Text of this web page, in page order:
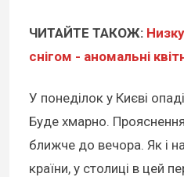
ЧИТАЙТЕ ТАКОЖ:
снігом - аномальні
У понеділок у Києві
Буде хмарно.
ближче до вечора. Як і
країни, у столиці в цей